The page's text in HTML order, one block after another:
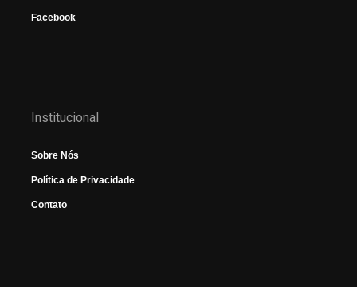
Facebook
Institucional
Sobre Nós
Política de Privacidade
Contato